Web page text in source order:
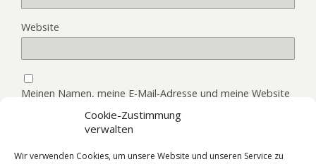
Cookie-Zustimmung
verwalten
Wir verwenden Cookies, um unsere Website und unseren Service zu
Website
Meinen Namen, meine E-Mail-Adresse und meine Website